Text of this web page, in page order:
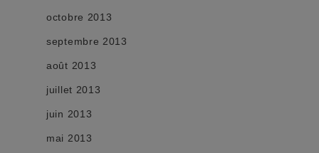
octobre 2013
septembre 2013
août 2013
juillet 2013
juin 2013
mai 2013